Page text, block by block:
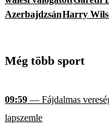
AzerbajdzsánHarry
Még több sport
09:59 — Fájdalmas
lapszemle